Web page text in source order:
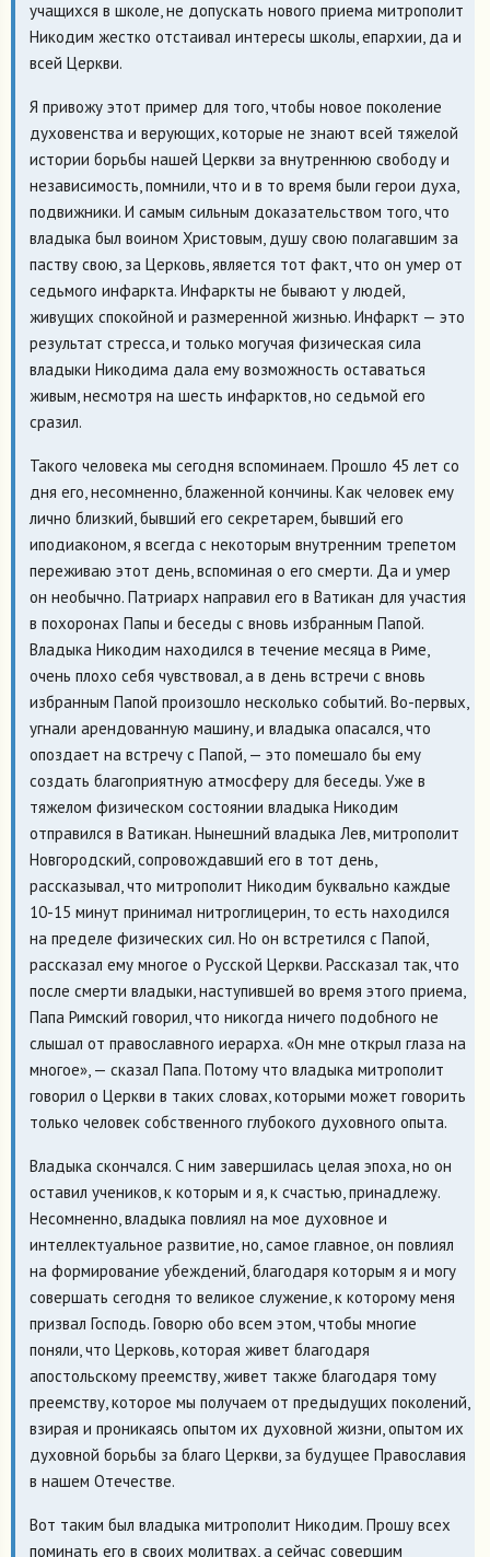
учащихся в школе, не допускать нового приема митрополит
Никодим жестко отстаивал интересы школы, епархии, да и
всей Церкви.
Я привожу этот пример для того, чтобы новое поколение
духовенства и верующих, которые не знают всей тяжелой
истории борьбы нашей Церкви за внутреннюю свободу и
независимость, помнили, что и в то время были герои духа,
подвижники. И самым сильным доказательством того, что
владыка был воином Христовым, душу свою полагавшим за
паству свою, за Церковь, является тот факт, что он умер от
седьмого инфаркта. Инфаркты не бывают у людей,
живущих спокойной и размеренной жизнью. Инфаркт — это
результат стресса, и только могучая физическая сила
владыки Никодима дала ему возможность оставаться
живым, несмотря на шесть инфарктов, но седьмой его
сразил.
Такого человека мы сегодня вспоминаем. Прошло 45 лет со
дня его, несомненно, блаженной кончины. Как человек ему
лично близкий, бывший его секретарем, бывший его
иподиаконом, я всегда с некоторым внутренним трепетом
переживаю этот день, вспоминая о его смерти. Да и умер
он необычно. Патриарх направил его в Ватикан для участия
в похоронах Папы и беседы с вновь избранным Папой.
Владыка Никодим находился в течение месяца в Риме,
очень плохо себя чувствовал, а в день встречи с вновь
избранным Папой произошло несколько событий. Во-первых,
угнали арендованную машину, и владыка опасался, что
опоздает на встречу с Папой, — это помешало бы ему
создать благоприятную атмосферу для беседы. Уже в
тяжелом физическом состоянии владыка Никодим
отправился в Ватикан. Нынешний владыка Лев, митрополит
Новгородский, сопровождавший его в тот день,
рассказывал, что митрополит Никодим буквально каждые
10-15 минут принимал нитроглицерин, то есть находился
на пределе физических сил. Но он встретился с Папой,
рассказал ему многое о Русской Церкви. Рассказал так, что
после смерти владыки, наступившей во время этого приема,
Папа Римский говорил, что никогда ничего подобного не
слышал от православного иерарха. «Он мне открыл глаза на
многое», — сказал Папа. Потому что владыка митрополит
говорил о Церкви в таких словах, которыми может говорить
только человек собственного глубокого духовного опыта.
Владыка скончался. С ним завершилась целая эпоха, но он
оставил учеников, к которым и я, к счастью, принадлежу.
Несомненно, владыка повлиял на мое духовное и
интеллектуальное развитие, но, самое главное, он повлиял
на формирование убеждений, благодаря которым я и могу
совершать сегодня то великое служение, к которому меня
призвал Господь. Говорю обо всем этом, чтобы многие
поняли, что Церковь, которая живет благодаря
апостольскому преемству, живет также благодаря тому
преемству, которое мы получаем от предыдущих поколений,
взирая и проникаясь опытом их духовной жизни, опытом их
духовной борьбы за благо Церкви, за будущее Православия
в нашем Отечестве.
Вот таким был владыка митрополит Никодим. Прошу всех
поминать его в своих молитвах, а сейчас совершим